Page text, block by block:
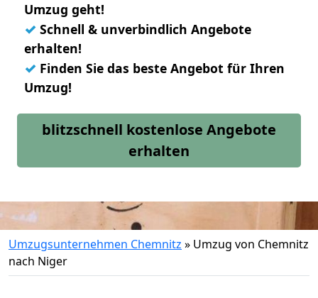
Umzug geht!
✓ Schnell & unverbindlich Angebote
erhalten!
✓ Finden Sie das beste Angebot für Ihren
Umzug!
blitzschnell kostenlose Angebote
erhalten
Umzugsunternehmen Chemnitz » Umzug von Chemnitz
nach Niger